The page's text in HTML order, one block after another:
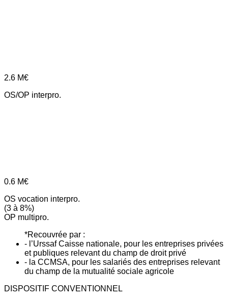
2.6 M€
OS/OP interpro.
0.6 M€
OS vocation interpro.
(3 à 8%)
OP multipro.
*Recouvrée par :
- l’Urssaf Caisse nationale, pour les entreprises privées
et publiques relevant du champ de droit privé
- la CCMSA, pour les salariés des entreprises relevant
du champ de la mutualité sociale agricole
DISPOSITIF CONVENTIONNEL